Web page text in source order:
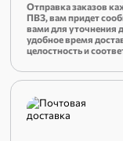
Отправка заказов
ПВЗ, вам придет
вами для уточнения
удобное время
целостность и